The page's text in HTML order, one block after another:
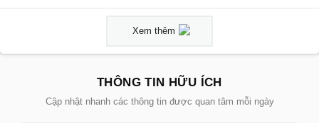
Xem thêm
THÔNG TIN HỮU ÍCH
Cập nhật nhanh các thông tin được quan tâm mỗi ngày